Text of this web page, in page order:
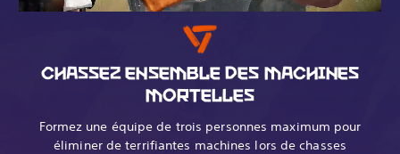
CHASSEZ ENSEMBLE DES MACHINES
MORTELLES
Formez une équipe de trois personnes maximum pour
éliminer de terrifiantes machines lors de chasses